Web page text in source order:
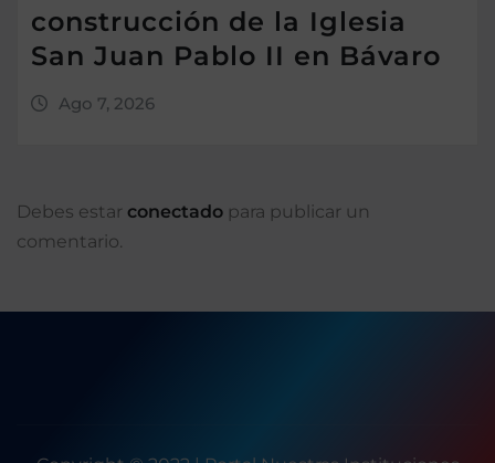
construcción de la Iglesia
San Juan Pablo II en Bávaro
Ago 7, 2026
Debes estar conectado para publicar un
comentario.